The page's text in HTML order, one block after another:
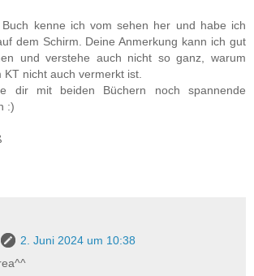
Buch kenne ich vom sehen her und habe ich
dem Schirm. Deine Anmerkung kann ich gut
und verstehe auch nicht so ganz, warum
KT nicht auch vermerkt ist.
dir mit beiden Büchern noch spannende
:)
2. Juni 2024 um 10:38